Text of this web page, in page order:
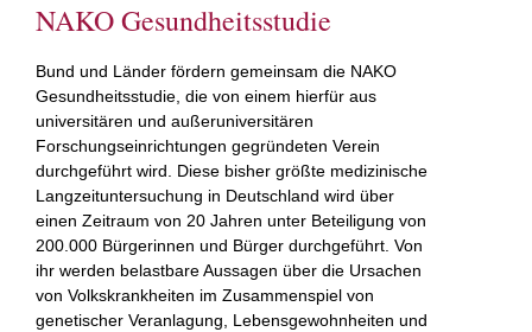
NAKO Gesundheitsstudie
Bund und Länder fördern gemeinsam die NAKO
Gesundheitsstudie, die von einem hierfür aus
universitären und außeruniversitären
Forschungseinrichtungen gegründeten Verein
durchgeführt wird. Diese bisher größte medizinische
Langzeituntersuchung in Deutschland wird über
einen Zeitraum von 20 Jahren unter Beteiligung von
200.000 Bürgerinnen und Bürger durchgeführt. Von
ihr werden belastbare Aussagen über die Ursachen
von Volkskrankheiten im Zusammenspiel von
genetischer Veranlagung, Lebensgewohnheiten und